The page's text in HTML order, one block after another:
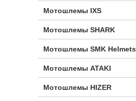
Мотошлемы IXS
Мотошлемы SHARK
Мотошлемы SMK Helmets
Мотошлемы ATAKI
Мотошлемы HIZER